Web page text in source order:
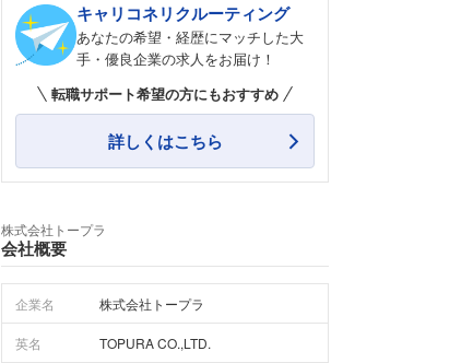
キャリコネリクルーティング
あなたの希望・経歴にマッチした大
手・優良企業の求人をお届け！
転職サポート希望の方にもおすすめ
詳しくはこちら
株式会社トープラ
会社概要
企業名 株式会社トープラ
英名 TOPURA CO.,LTD.